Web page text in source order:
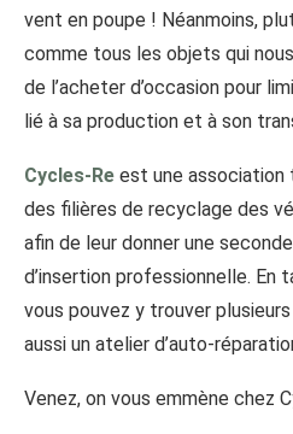
vent en poupe ! Néanmoins,
comme tous les objets qui
de l’acheter d’occasion pour
lié à sa production et à son
Cycles-Re est une association
des filières de recyclage des
afin de leur donner une
d’insertion professionnelle. En
vous pouvez y trouver
aussi un atelier d’auto-
Venez, on vous emmène chez